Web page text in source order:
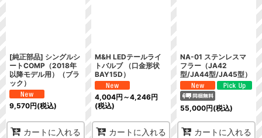
[純正部品] シングルシ
ートCOMP（2018年
以降モデル用）（ブラ
ック）
9,570円(税込)
カートに入れる
M&H LEDテールライ
トバルブ （口金形状
BAY15D）
4,004円 ～4,246円
(税込)
カートに入れる
NA-01 ステンレスマ
フラー（JA42
型/JA44型/JA45型）
55,000円(税込)
カートに入れる